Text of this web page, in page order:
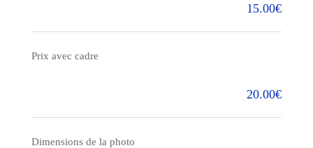
15.00€
Prix avec cadre
20.00€
Dimensions de la photo